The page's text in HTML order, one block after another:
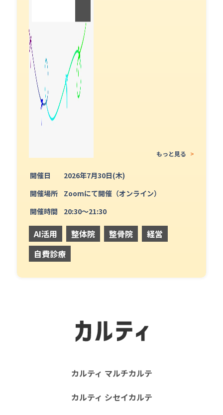
もっと見る >
開催日
2026年7月30日(木)
開催場所
Zoomにて開催（オンライン）
開催時間
20:30〜21:30
AI活用 整体院 整骨院
経営
自費診療
カルティ マルチカルテ
カルティ シセイカルテ